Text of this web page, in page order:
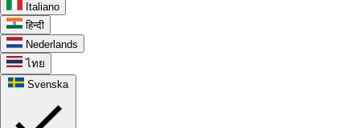
Italiano
हिन्दी
Nederlands
ไทย
Svenska